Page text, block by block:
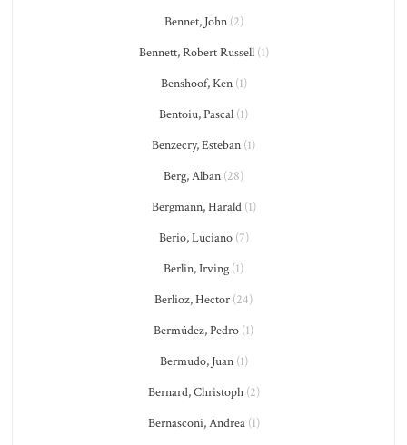
Bennet, John(2)
Bennett, Robert Russell(1)
Benshoof, Ken(1)
Bentoiu, Pascal (1)
Benzecry, Esteban (1)
Berg, Alban (28)
Bergmann, Harald(1)
Berio, Luciano(7)
Berlin, Irving (1)
Berlioz, Hector (24)
Bermúdez, Pedro (1)
Bermudo, Juan(1)
Bernard, Christoph(2)
Bernasconi, Andrea(1)